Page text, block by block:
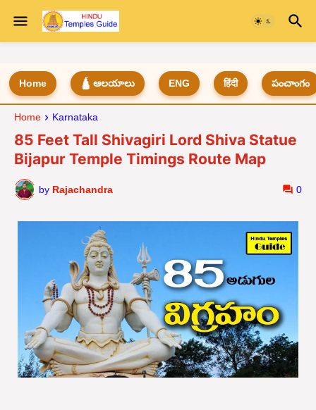
Home 🛕 ఆలయాలు ENG हिंदी పంచాంగం
Home Karnataka
85 Feet Tall Shivagiri Lord Shiva Statue
Bijapur Temple Timings Route Map
by Rajachandra 0